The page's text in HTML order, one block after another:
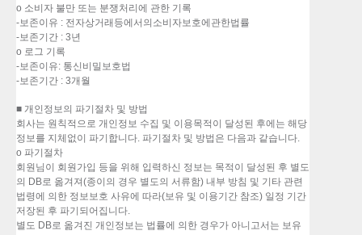
o 소비자 불만 또는 분쟁처리에 관한 기록
-보존이유 : 전자상거래등에서의소비자보호에관한법률
-보존기간 : 3년
o 로그 기록
-보존이유: 통신비밀보호법
-보존기간 : 3개월
■ 개인정보의 파기절차 및 방법
회사는 원칙적으로 개인정보 수집 및 이용목적이 달성된 후에는 해당
정보를 지체없이 파기합니다. 파기절차 및 방법은 다음과 같습니다.
o 파기절차
회원님이 회원가입 등을 위해 입력하신 정보는 목적이 달성된 후 별도
의 DB로 옮겨져(종이의 경우 별도의 서류함) 내부 방침 및 기타 관련
법령에 의한 정보보호 사유에 따라(보유 및 이용기간 참조) 일정 기간
저장된 후 파기되어집니다.
별도 DB로 옮겨진 개인정보는 법률에 의한 경우가 아니고서는 보유